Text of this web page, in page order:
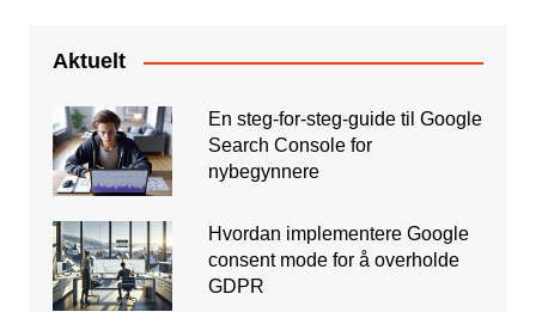
Aktuelt
En steg-for-steg-guide til Google
Search Console for
nybegynnere
Hvordan implementere Google
consent mode for å overholde
GDPR